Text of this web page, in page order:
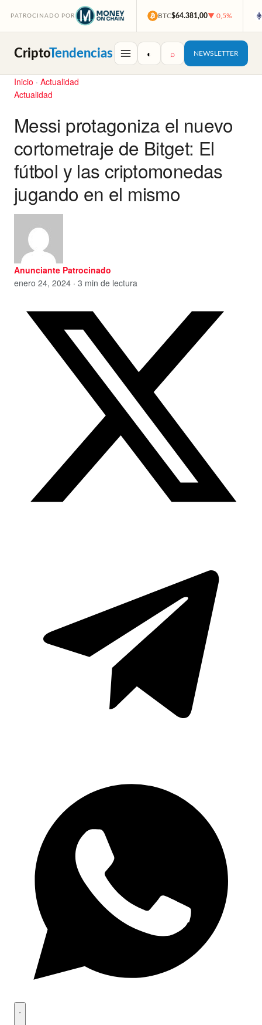
PATROCINADO POR BTC$64.381,00▼ 0,5%
CriptoTendencias ◐ ⌕ NEWSLETTER
Inicio · Actualidad
Actualidad
Messi protagoniza el nuevo
cortometraje de Bitget: El
fútbol y las criptomonedas
jugando en el mismo
Anunciante Patrocinado
enero 24, 2024 · 3 min de lectura